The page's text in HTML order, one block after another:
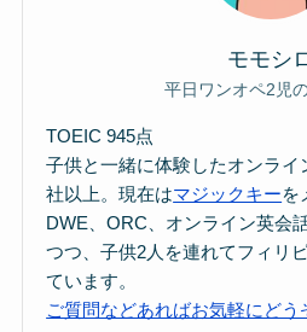
モモシ
平日ワンオペ2児
TOEIC 945点
子供と一緒に体験したオンライ
社以上。現在はマジックキーを
DWE、ORC、オンライン英会
つつ、子供2人を連れてフィリ
ています。
ご質問などあればお気軽にどう